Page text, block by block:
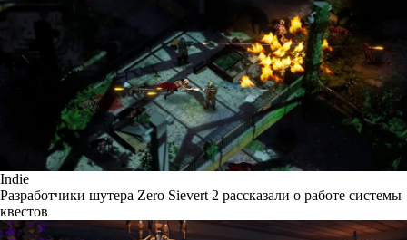
Indie
Разработчики шутера Zero Sievert 2 рассказали о работе системы
квестов